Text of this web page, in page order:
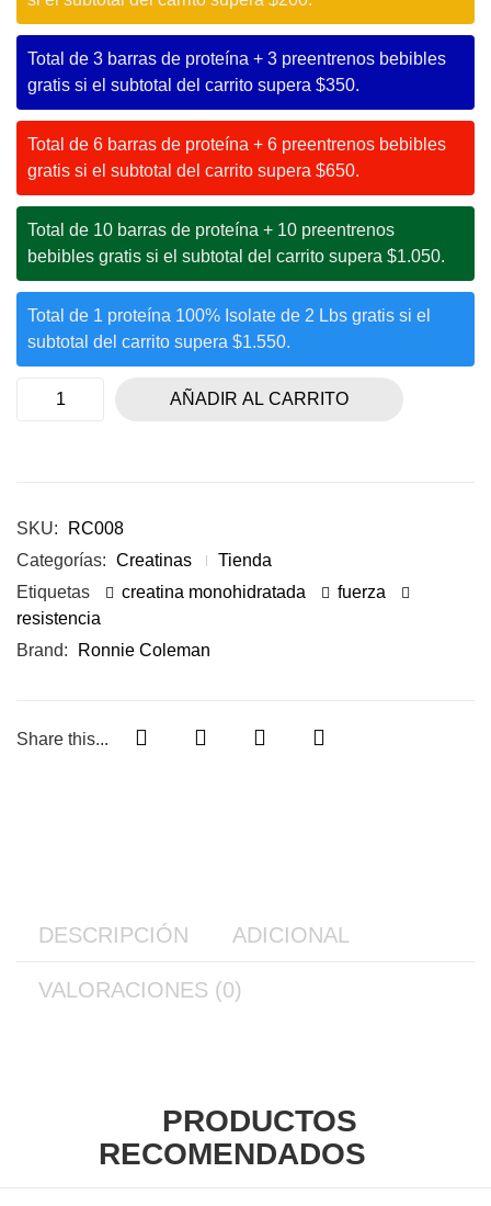
Total de 3 barras de proteína + 3 preentrenos bebibles
gratis si el subtotal del carrito supera $350.
Total de 6 barras de proteína + 6 preentrenos bebibles
gratis si el subtotal del carrito supera $650.
Total de 10 barras de proteína + 10 preentrenos
bebibles gratis si el subtotal del carrito supera $1.050.
Total de 1 proteína 100% Isolate de 2 Lbs gratis si el
subtotal del carrito supera $1.550.
AÑADIR AL CARRITO
SKU:
RC008
Categorías: Creatinas
Tienda
Etiquetas
creatina monohidratada
fuerza
resistencia
Brand:
Ronnie Coleman
Share this...
DESCRIPCIÓN ADICIONAL
VALORACIONES (0)
PRODUCTOS
RECOMENDADOS